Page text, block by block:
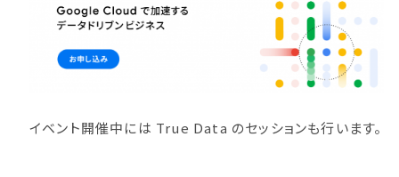
イベント開催中には True Data のセッションも行います。